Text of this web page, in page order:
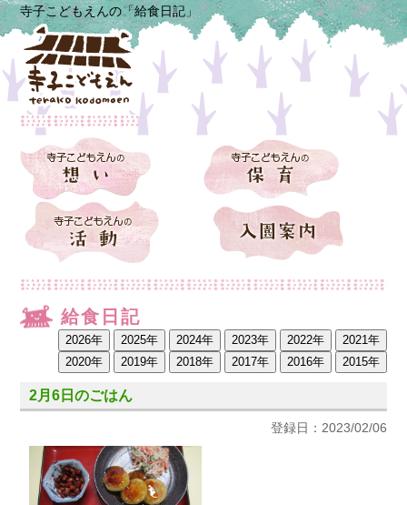
寺子こどもえんの「給食日記」
給食日記
2月6日のごはん
登録日：2023/02/06